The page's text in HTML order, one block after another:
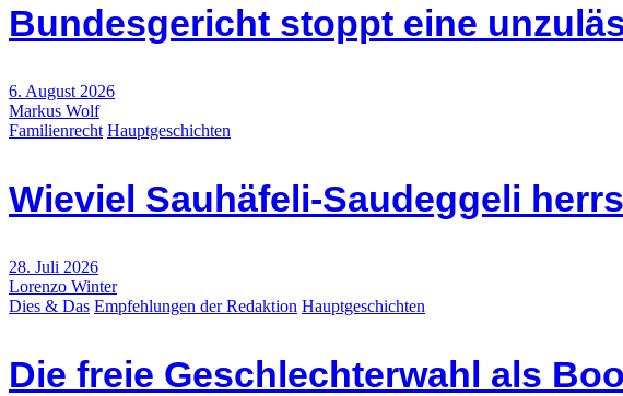
Bundesgericht stoppt eine
6. August 2026
Markus Wolf
Familienrecht Hauptgeschichten
Wieviel Sauhäfeli-Saudeggeli
28. Juli 2026
Lorenzo Winter
Dies & Das Empfehlungen der Redaktion Hauptgeschichten
Die freie Geschlechterwahl als